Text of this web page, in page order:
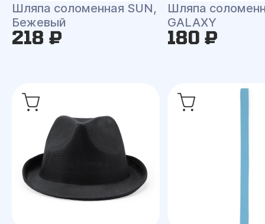
Шляпа соломенная SUN,
Бежевый
218 ₽
Шляпа
GALAXY
180 ₽